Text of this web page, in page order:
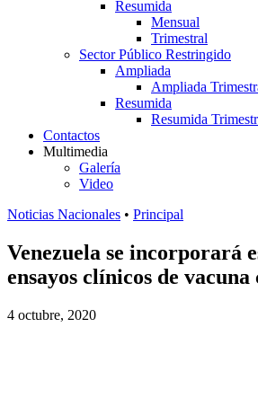
Resumida
Mensual
Trimestral
Sector Público Restringido
Ampliada
Ampliada
Resumida
Resumida
Contactos
Multimedia
Galería
Video
Noticias Nacionales • Principal
Venezuela se incorporará
ensayos clínicos de vacuna
4 octubre, 2020